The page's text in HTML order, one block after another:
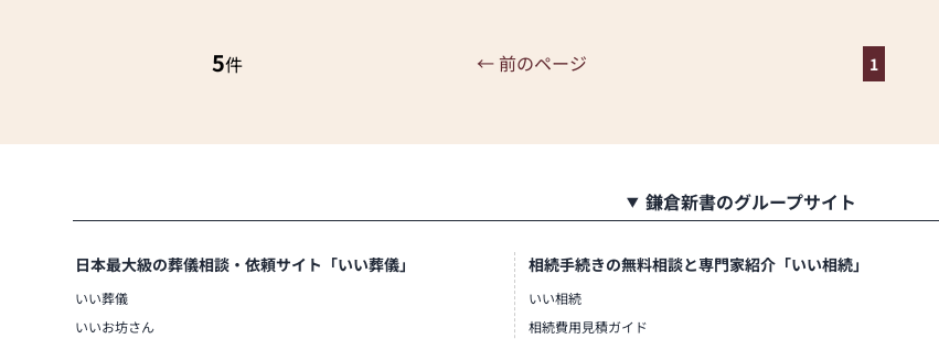
5件 ← 前のページ 1
鎌倉新書のグループサイト
日本最大級の葬儀相談・依頼サイト「いい葬儀」
いい葬儀
いいお坊さん
相続手続きの無料相談と専門家紹介「いい相続」
いい相続
相続費用見積ガイド